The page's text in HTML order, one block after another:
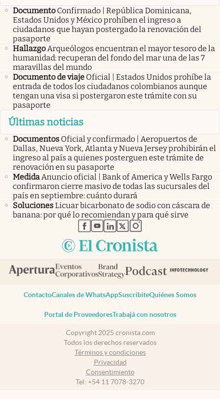
Documento Confirmado | República Dominicana,
Estados Unidos y México prohíben el ingreso a
ciudadanos que hayan postergado la renovación del
pasaporte
HallazgoArqueólogos encuentran el mayor tesoro de la
humanidad: recuperan del fondo del mar una de las 7
maravillas del mundo
Documento de viaje Oficial | Estados Unidos prohíbe la
entrada de todos los ciudadanos colombianos aunque
tengan una visa si postergaron este trámite con su
pasaporte
Últimas noticias
Documentos Oficial y confirmado | Aeropuertos de
Dallas, Nueva York, Atlanta y Nueva Jersey prohibirán el
ingreso al país a quienes posterguen este trámite de
renovación en su pasaporte
MedidaAnuncio oficial | Bank of America y Wells Fargo
confirmaron cierre masivo de todas las sucursales del
país en septiembre: cuánto durará
SolucionesLicuar bicarbonato de sodio con cáscara de
banana: por qué lo recomiendan y para qué sirve
abre en nueva pestaña
abre en nueva pestaña
abre en nueva pestaña
abre en nueva pestaña
abre en nueva pestaña
ContactoCanales de WhatsAppSuscribiteQuiénes Somos
Portal de ProveedoresTrabajá con nosotros
Copyright 2025 cronista.com
Todos los derechos reservados
Términos y condiciones
Privacidad
Consentimiento
Tel: +54 11 7078-3270